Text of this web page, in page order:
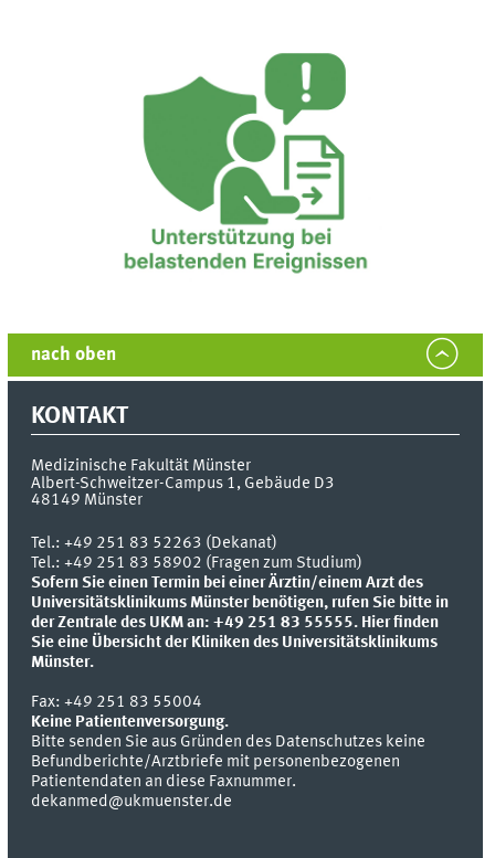
nach oben
KONTAKT
Medizinische Fakultät Münster
Albert-Schweitzer-Campus 1, Gebäude D3
48149 Münster
Tel.:+49 251 83 52263 (Dekanat)
Tel.: +49 251 83 58902 (Fragen zum Studium)
Sofern Sie einen Termin bei einer Ärztin/einem Arzt des
Universitätsklinikums Münster benötigen, rufen Sie bitte in
der Zentrale des UKM an: +49 251 83 55555. Hier finden
Sie eine Übersicht der Kliniken des Universitätsklinikums
Münster.
Fax:+49 251 83 55004
Keine Patientenversorgung.
Bitte senden Sie aus Gründen des Datenschutzes keine
Befundberichte/Arztbriefe mit personenbezogenen
Patientendaten an diese Faxnummer.
dekanmed@ukmuenster.de